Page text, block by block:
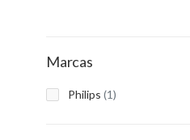
Marcas
Philips (1)